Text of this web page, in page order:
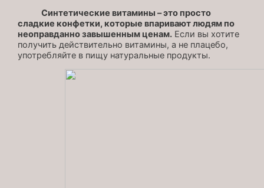
Синтетические витамины – это просто
сладкие конфетки, которые впаривают людям по
неоправданно завышенным ценам. Если вы хотите
получить действительно витамины, а не плацебо,
употребляйте в пищу натуральные продукты.